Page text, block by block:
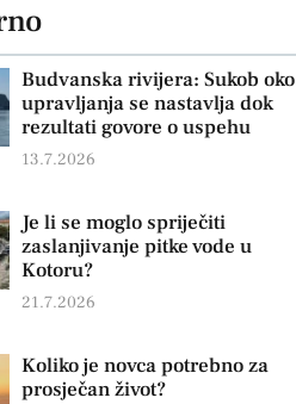
Budvanska rivijera: Sukob oko
upravljanja se nastavlja dok
rezultati govore o uspehu
13.7.2026
Je li se moglo spriječiti
zaslanjivanje pitke vode u
Kotoru?
21.7.2026
Koliko je novca potrebno za
prosječan život?